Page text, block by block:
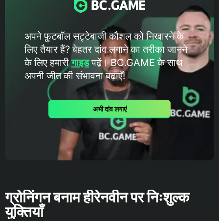
अपने फ़ुटबॉल सट्टेबाजी कौशल को निखारने के
लिए तैयार हैं? बेहतर दांव लगाने का तरीका जानने
के लिए हमारीगाइडपढ़ें। BC.GAME के साथ
अपनी जीत की संभावना बढ़ाएँ!
अभी दांव लगाएं
ग्रोनिंगन बनाम हीरेनवीन पर निःशुल्क
युक्तियाँ